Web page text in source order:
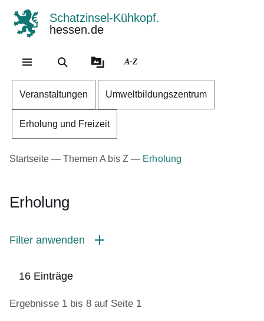
Schatzinsel-Kühkopf.
hessen.de
A-Z
Veranstaltungen Umweltbildungszentrum
Erholung und Freizeit
Startseite Themen A bis Z Erholung
Erholung
Filter anwenden
16 Einträge
Ergebnisse 1 bis 8 auf Seite 1